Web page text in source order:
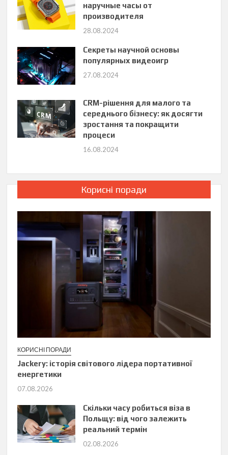
наручные часы от
производителя
28.08.2024
Секреты научной основы
популярных видеоигр
27.08.2024
CRM-рішення для малого та
середнього бізнесу: як досягти
зростання та покращити
процеси
16.08.2024
Корисні поради
КОРИСНІ ПОРАДИ
Jackery: історія світового лідера портативної
енергетики
07.08.2026
Скільки часу робиться віза в
Польщу: від чого залежить
реальний термін
02.08.2026